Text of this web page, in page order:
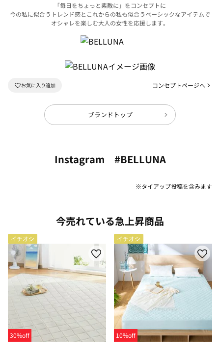
「毎日をちょっと素敵に」をコンセプトに
今の私に似合うトレンド感とこれからの私も似合うベーシックなアイテムで
オシャレを楽しむ大人の女性を応援します。
コンセプトページへ
ブランドトップ
Instagram #BELLUNA
※タイアップ投稿を含みます
今売れている急上昇商品
イチオシ
30%off
イチオシ
10%off